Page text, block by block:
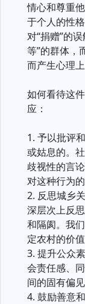
情心和尊重
于个人的性
对“捐赠”的
等”的群体，
而产生心理上
如何看待这
应：
1. 予以批评
或姑息的。
歧视性的言
对这种行为的
2. 反思城乡
深层次上反
和隔阂。我
定农村的价值
3. 提升公众
会责任感、
间的固有偏见
4. 鼓励善意